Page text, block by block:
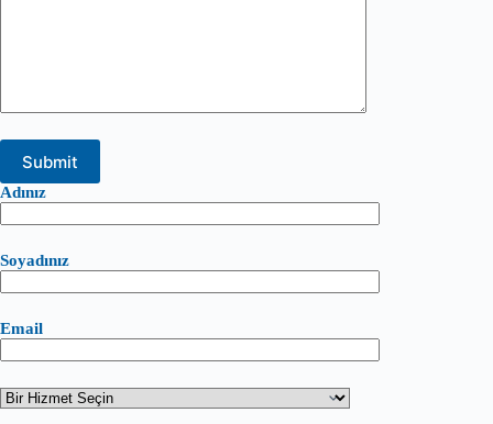
Adınız
Soyadınız
Email